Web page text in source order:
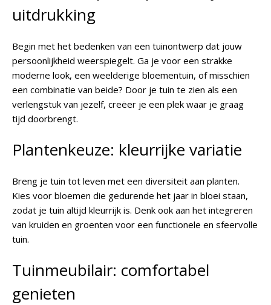
uitdrukking
Begin met het bedenken van een tuinontwerp dat jouw
persoonlijkheid weerspiegelt. Ga je voor een strakke
moderne look, een weelderige bloementuin, of misschien
een combinatie van beide? Door je tuin te zien als een
verlengstuk van jezelf, creëer je een plek waar je graag
tijd doorbrengt.
Plantenkeuze: kleurrijke variatie
Breng je tuin tot leven met een diversiteit aan planten.
Kies voor bloemen die gedurende het jaar in bloei staan,
zodat je tuin altijd kleurrijk is. Denk ook aan het integreren
van kruiden en groenten voor een functionele en sfeervolle
tuin.
Tuinmeubilair: comfortabel
genieten